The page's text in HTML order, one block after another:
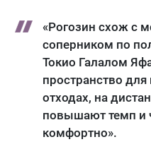
«Рогозин схож с
соперником по
Токио Галалом
пространство для
отходах, на
повышают темп и
комфортно».